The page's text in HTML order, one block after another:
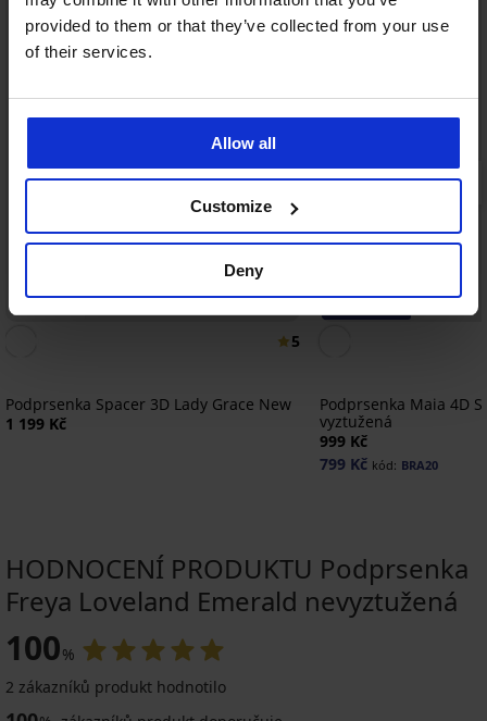
provided to them or that they’ve collected from your use
of their services.
Allow all
Customize
Deny
5
Podprsenka Spacer 3D Lady Grace New
1 199 Kč
Podprsenka Maia 4D
vyztužená
999 Kč
799 Kč kód: BRA20
HODNOCENÍ PRODUKTU Podprsenka
Freya Loveland Emerald nevyztužená
100%
2 zákazníků produkt hodnotilo